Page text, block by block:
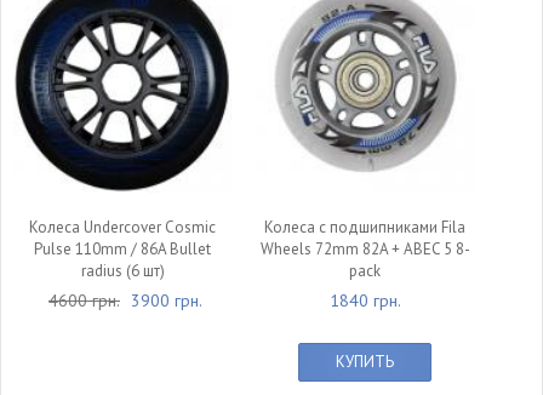
Колеса Undercover Cosmic
Pulse 110mm / 86A Bullet
radius (6 шт)
4600 грн. 3900 грн.
Колеса c подшипниками Fila
Wheels 72mm 82A + ABEC 5 8-
pack
1840 грн.
КУПИТЬ